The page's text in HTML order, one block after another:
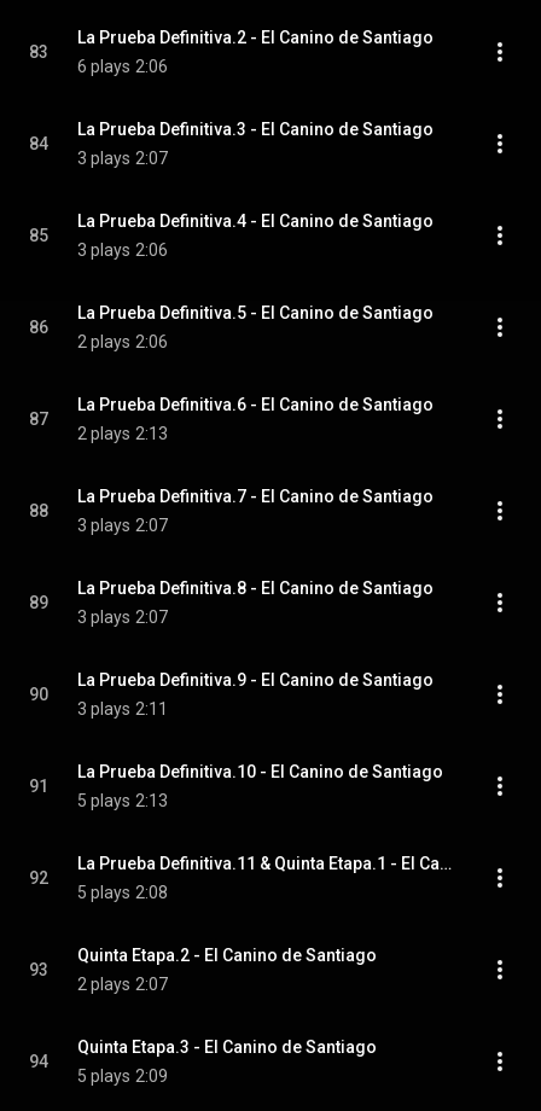
83
La Prueba Definitiva.2 - El Canino de Santiago
6 plays 2:06
84
La Prueba Definitiva.3 - El Canino de Santiago
3 plays 2:07
85
La Prueba Definitiva.4 - El Canino de Santiago
3 plays 2:06
86
La Prueba Definitiva.5 - El Canino de Santiago
2 plays 2:06
87
La Prueba Definitiva.6 - El Canino de Santiago
2 plays 2:13
88
La Prueba Definitiva.7 - El Canino de Santiago
3 plays 2:07
89
La Prueba Definitiva.8 - El Canino de Santiago
3 plays 2:07
90
La Prueba Definitiva.9 - El Canino de Santiago
3 plays 2:11
91
La Prueba Definitiva.10 - El Canino de Santiago
5 plays 2:13
92
La Prueba Definitiva.11 & Quinta Etapa.1 - El Canino de Santiago
5 plays 2:08
93
Quinta Etapa.2 - El Canino de Santiago
2 plays 2:07
94
Quinta Etapa.3 - El Canino de Santiago
5 plays 2:09